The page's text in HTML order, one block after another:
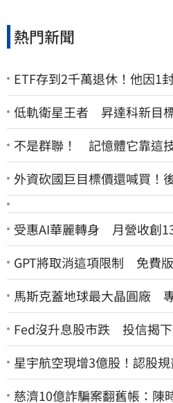
熱門新聞
ETF存到2千萬退休！他因1
低軌衛星王者 昇達科新目
不是群聯！ 記憶體它靠這
外資砍國巨目標價還喊買！
受惠AI華麗轉身 月營收創
GPT將取消這項限制 免費
馬斯克蓋地球最大晶圓廠
Fed沒升息股市跌 投信揭
星宇航空現增3億股！認股
慈濟10億詐騙案翻舊帳：陳